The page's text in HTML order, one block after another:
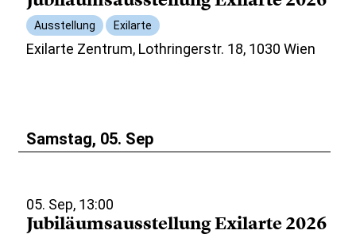
Ausstellung Exilarte
Exilarte Zentrum, Lothringerstr. 18, 1030 Wien
Samstag, 05. Sep
05. Sep, 13:00
Jubiläumsausstellung Exilarte 2026